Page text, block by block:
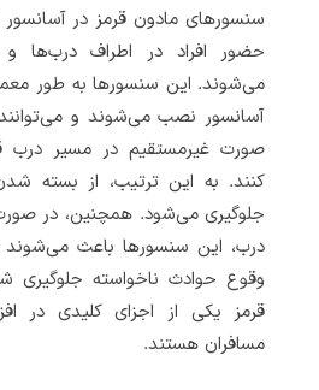
سنسورهای مادون قرمز در
حضور افراد در اطراف درب‌ها و
می‌شوند. این سنسورها به طور
آسانسور نصب می‌شوند و می‌توانند
صورت غیرمستقیم در مسیر درب
کنند. به این ترتیب، از بسته
جلوگیری می‌شود. همچنین، در
درب، این سنسورها باعث می‌شوند
وقوع حوادث ناخواسته جلوگیری
قرمز یکی از اجزای کلیدی در
مسافران هستند.